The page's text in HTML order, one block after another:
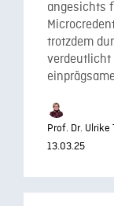
angesichts
trotzdem
verdeutlicht
Prof. Dr. Ulrike
13.03.25